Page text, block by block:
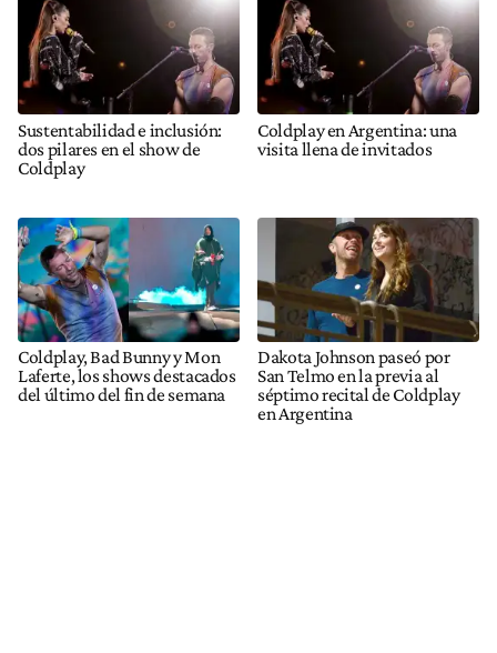
Sustentabilidad e inclusión:
dos pilares en el show de
Coldplay
Coldplay en Argentina: una
visita llena de invitados
Coldplay, Bad Bunny y Mon
Laferte, los shows destacados
del último del fin de semana
Dakota Johnson paseó por
San Telmo en la previa al
séptimo recital de Coldplay
en Argentina